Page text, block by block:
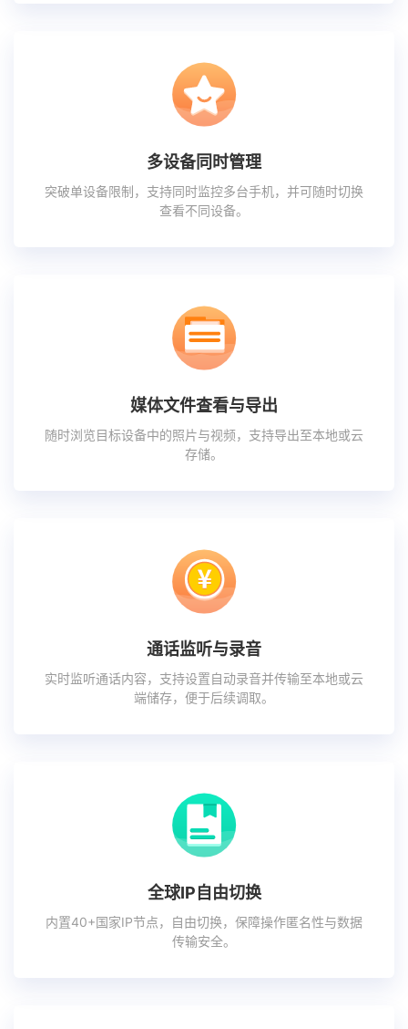
多设备同时管理
突破单设备限制，支持同时监控多台手机，并可随时切换
查看不同设备。
媒体文件查看与导出
随时浏览目标设备中的照片与视频，支持导出至本地或云
存储。
通话监听与录音
实时监听通话内容，支持设置自动录音并传输至本地或云
端储存，便于后续调取。
全球IP自由切换
内置40+国家IP节点，自由切换，保障操作匿名性与数据
传输安全。